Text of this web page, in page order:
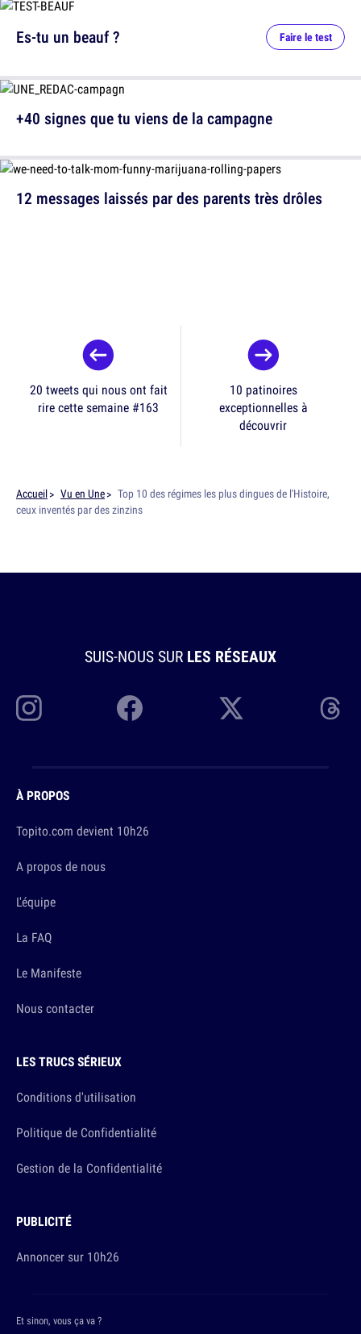
12 messages laissés par des parents très drôles
Es-tu un beauf ? Faire le test
+40 signes que tu viens de la campagne
20 tweets qui nous ont fait
rire cette semaine #163
10 patinoires
exceptionnelles à
découvrir
Accueil Vu en Une
Top 10 des régimes les plus dingues de l'Histoire,
ceux inventés par des zinzins
SUIS-NOUS SUR LES RÉSEAUX
À PROPOS
Topito.com devient 10h26
A propos de nous
L'équipe
La FAQ
Le Manifeste
Nous contacter
LES TRUCS SÉRIEUX
Conditions d'utilisation
Politique de Confidentialité
Gestion de la Confidentialité
PUBLICITÉ
Annoncer sur 10h26
Et sinon, vous ça va ?